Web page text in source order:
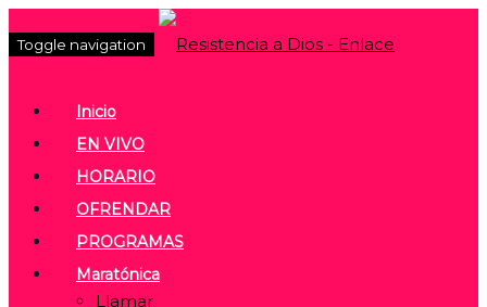
Toggle navigation
Inicio
EN VIVO
HORARIO
OFRENDAR
PROGRAMAS
Maratónica
Llamar